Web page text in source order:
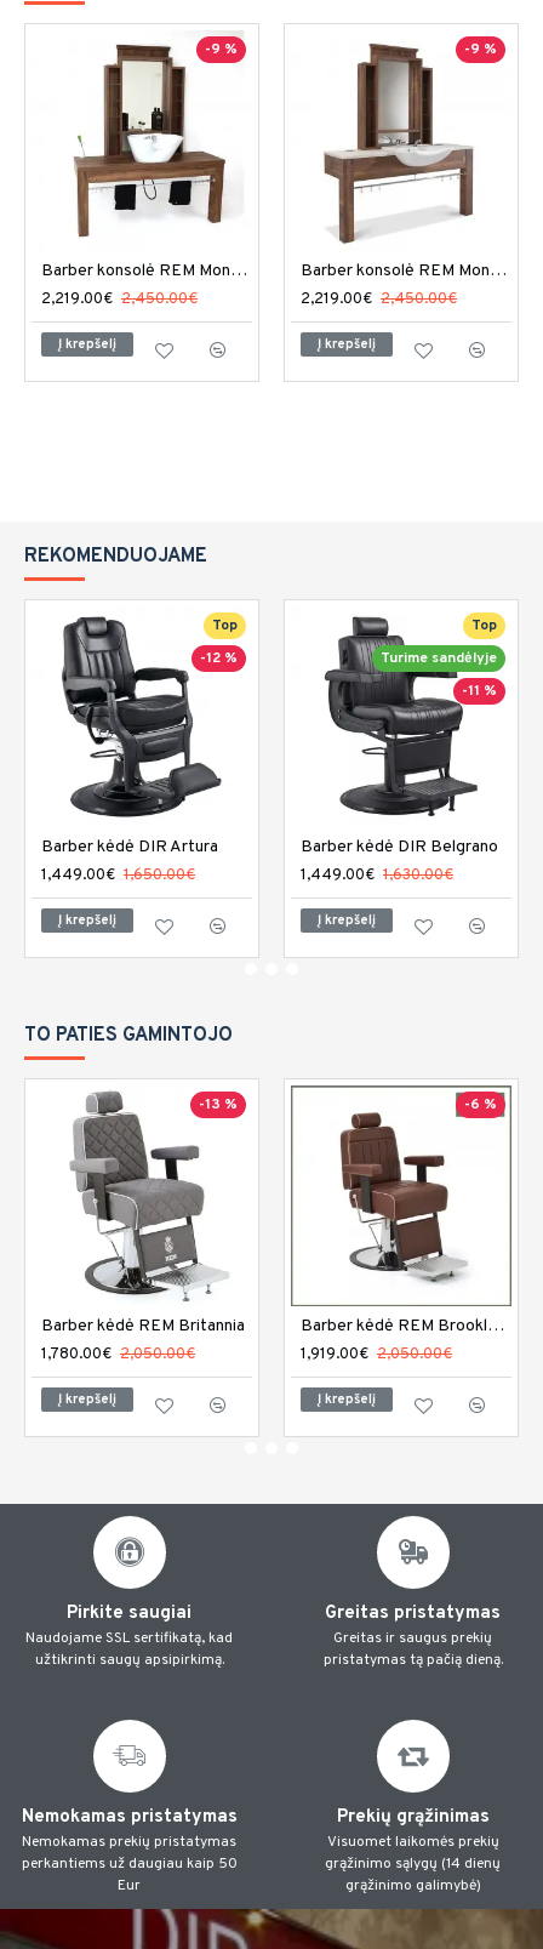
-9 %
Barber konsolė REM Montana
2,219.00€ 2,450.00€
Į krepšelį
-9 %
Barber konsolė REM Montana I
2,219.00€ 2,450.00€
Į krepšelį
REKOMENDUOJAME
Top
-12 %
Barber kėdė DIR Artura
1,449.00€ 1,650.00€
Į krepšelį
Top
Turime sandėlyje
-11 %
Barber kėdė DIR Belgrano
1,449.00€ 1,630.00€
Į krepšelį
TO PATIES GAMINTOJO
-13 %
Barber kėdė REM Britannia
1,780.00€ 2,050.00€
Į krepšelį
-6 %
Barber kėdė REM Brookland
1,919.00€ 2,050.00€
Į krepšelį
Pirkite saugiai
Naudojame SSL sertifikatą, kad
užtikrinti saugų apsipirkimą.
Greitas pristatymas
Greitas ir saugus prekių
pristatymas tą pačią dieną.
Nemokamas pristatymas
Nemokamas prekių pristatymas
perkantiems už daugiau kaip 50
Eur
Prekių grąžinimas
Visuomet laikomės prekių
grąžinimo sąlygų (14 dienų
grąžinimo galimybė)